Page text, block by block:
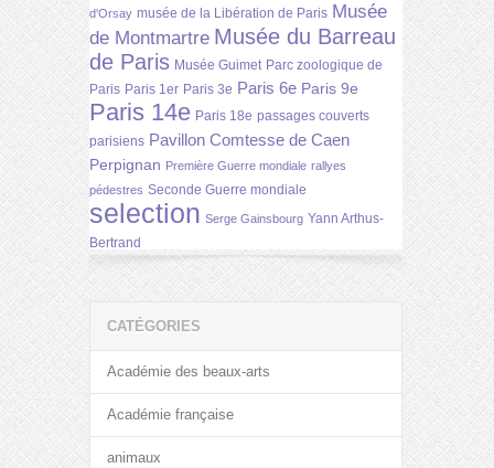
d'Orsay musée de la Libération de Paris Musée
de Montmartre Musée du Barreau
de Paris Musée Guimet Parc zoologique de
Paris Paris 1er Paris 3e Paris 6e Paris 9e
Paris 14e Paris 18e passages couverts
parisiens Pavillon Comtesse de Caen
Perpignan Première Guerre mondiale rallyes
pédestres Seconde Guerre mondiale
selection Serge Gainsbourg Yann Arthus-
Bertrand
CATÉGORIES
Académie des beaux-arts
Académie française
animaux